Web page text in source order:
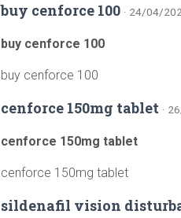
buy cenforce 100 · 24/04/
buy cenforce 100
buy cenforce 100
cenforce 150mg tablet ·
cenforce 150mg tablet
cenforce 150mg tablet
sildenafil vision